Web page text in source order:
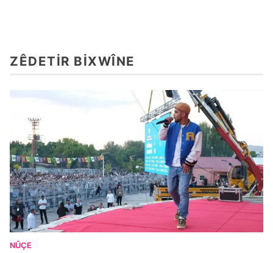
ZÊDETIR BIXWÎNE
NÛÇE